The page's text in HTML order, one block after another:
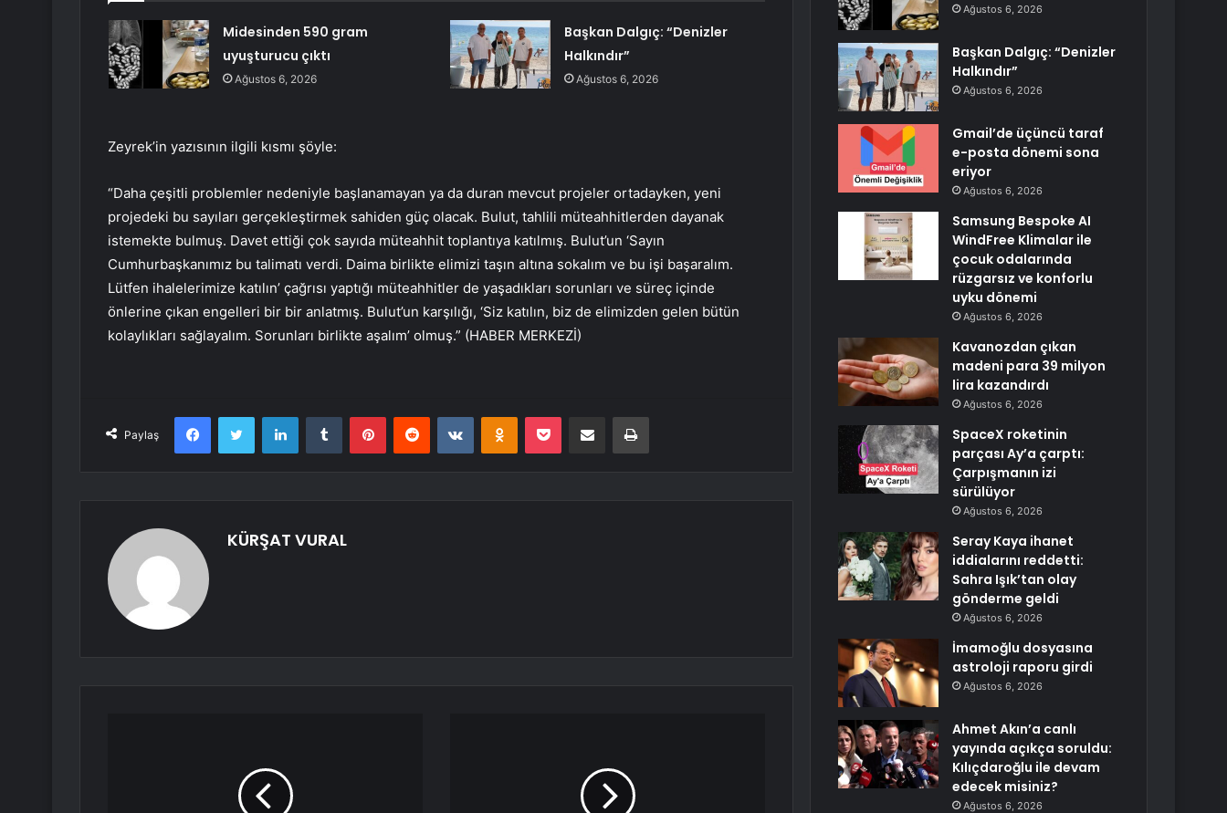
Midesinden 590 gram
uyuşturucu çıktı
Ağustos 6, 2026
Başkan Dalgıç: “Denizler
Halkındır”
Ağustos 6, 2026
Zeyrek’in yazısının ilgili kısmı şöyle:
“Daha çeşitli problemler nedeniyle başlanamayan ya da duran mevcut projeler ortadayken, yeni
projedeki bu sayıları gerçekleştirmek sahiden güç olacak. Bulut, tahlili müteahhitlerden dayanak
istemekte bulmuş. Davet ettiği çok sayıda müteahhit toplantıya katılmış. Bulut’un ‘Sayın
Cumhurbaşkanımız bu talimatı verdi. Daima birlikte elimizi taşın altına sokalım ve bu işi başaralım.
Lütfen ihalelerimize katılın’ çağrısı yaptığı müteahhitler de yaşadıkları sorunları ve süreç içinde
önlerine çıkan engelleri bir bir anlatmış. Bulut’un karşılığı, ‘Siz katılın, biz de elimizden gelen bütün
kolaylıkları sağlayalım. Sorunları birlikte aşalım’ olmuş.” (HABER MERKEZİ)
Paylaş
FacebookTwitter LinkedInTumblr PinterestReddit VKontakteOdnoklassniki
Pocket E-Posta ile paylaş Yazdır
KÜRŞAT VURAL
Ağustos 6, 2026
Başkan Dalgıç: “Denizler
Halkındır”
Ağustos 6, 2026
Gmail’de üçüncü taraf
e-posta dönemi sona
eriyor
Ağustos 6, 2026
Samsung Bespoke AI
WindFree Klimalar ile
çocuk odalarında
rüzgarsız ve konforlu
uyku dönemi
Ağustos 6, 2026
Kavanozdan çıkan
madeni para 39 milyon
lira kazandırdı
Ağustos 6, 2026
SpaceX roketinin
parçası Ay’a çarptı:
Çarpışmanın izi
sürülüyor
Ağustos 6, 2026
Seray Kaya ihanet
iddialarını reddetti:
Sahra Işık’tan olay
gönderme geldi
Ağustos 6, 2026
İmamoğlu dosyasına
astroloji raporu girdi
Ağustos 6, 2026
Ahmet Akın’a canlı
yayında açıkça soruldu:
Kılıçdaroğlu ile devam
edecek misiniz?
Ağustos 6, 2026